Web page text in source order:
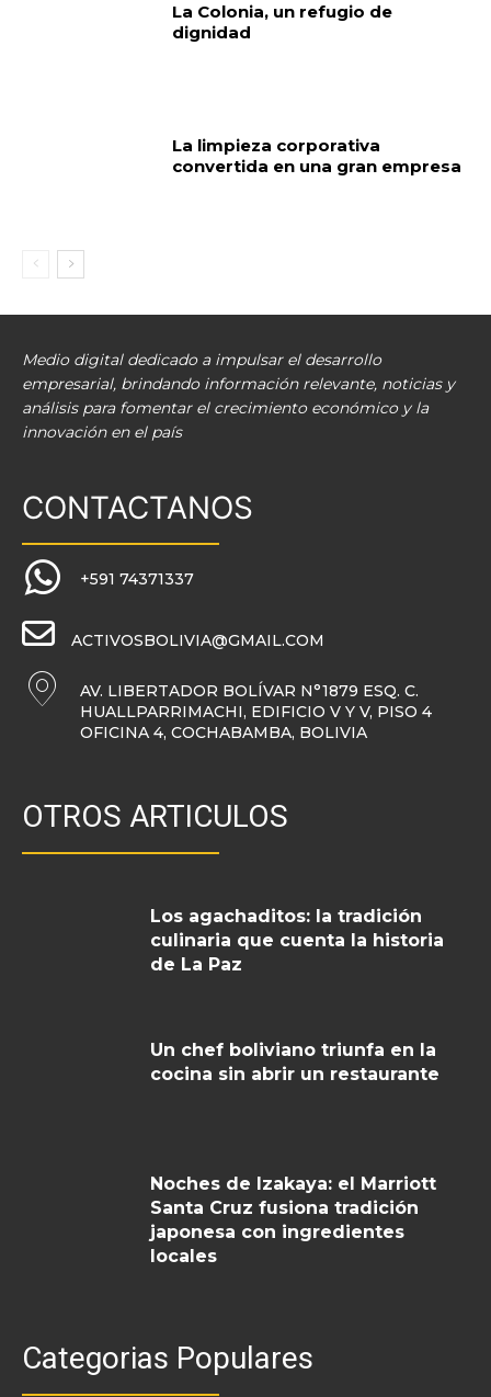
La Colonia, un refugio de
dignidad
La limpieza corporativa
convertida en una gran empresa
Medio digital dedicado a impulsar el desarrollo
empresarial, brindando información relevante, noticias y
análisis para fomentar el crecimiento económico y la
innovación en el país
CONTACTANOS
+591 74371337
ACTIVOSBOLIVIA@GMAIL.COM
AV. LIBERTADOR BOLÍVAR N°1879 ESQ. C.
HUALLPARRIMACHI, EDIFICIO V Y V, PISO 4
OFICINA 4, COCHABAMBA, BOLIVIA
OTROS ARTICULOS
Los agachaditos: la tradición
culinaria que cuenta la historia
de La Paz
Un chef boliviano triunfa en la
cocina sin abrir un restaurante
Noches de Izakaya: el Marriott
Santa Cruz fusiona tradición
japonesa con ingredientes
locales
Categorias Populares